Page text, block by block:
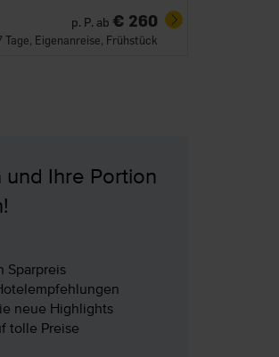
p. P. ab € 260
Tage, Eigenanreise, Frühstück
Ihre Portion
Sparpreis
neue Highlights
tolle Preise